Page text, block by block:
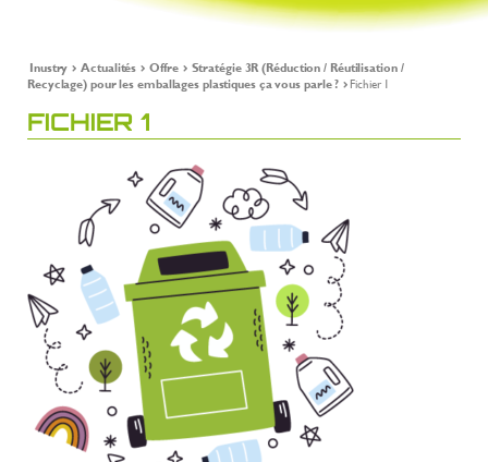
Inustry Actualités Offre
Stratégie 3R (Réduction / Réutilisation /
Recyclage) pour les emballages plastiques ça vous parle ?
Fichier 1
FICHIER 1